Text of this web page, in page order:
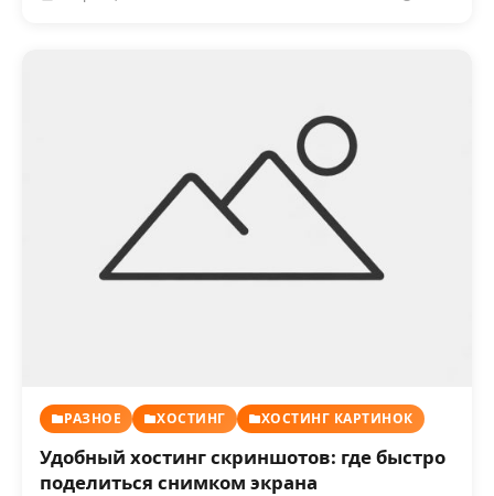
РАЗНОЕ ХОСТИНГ ХОСТИНГ КАРТИНОК
Удобный хостинг скриншотов: где быстро
поделиться снимком экрана